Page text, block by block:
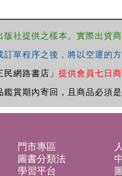
社提供之樣本。實際出貨
單程序之後，將以空運的
網路書店」 提供會員七日
賞期內寄回，且商品必須
門市專區
圖書分類法
學習平台